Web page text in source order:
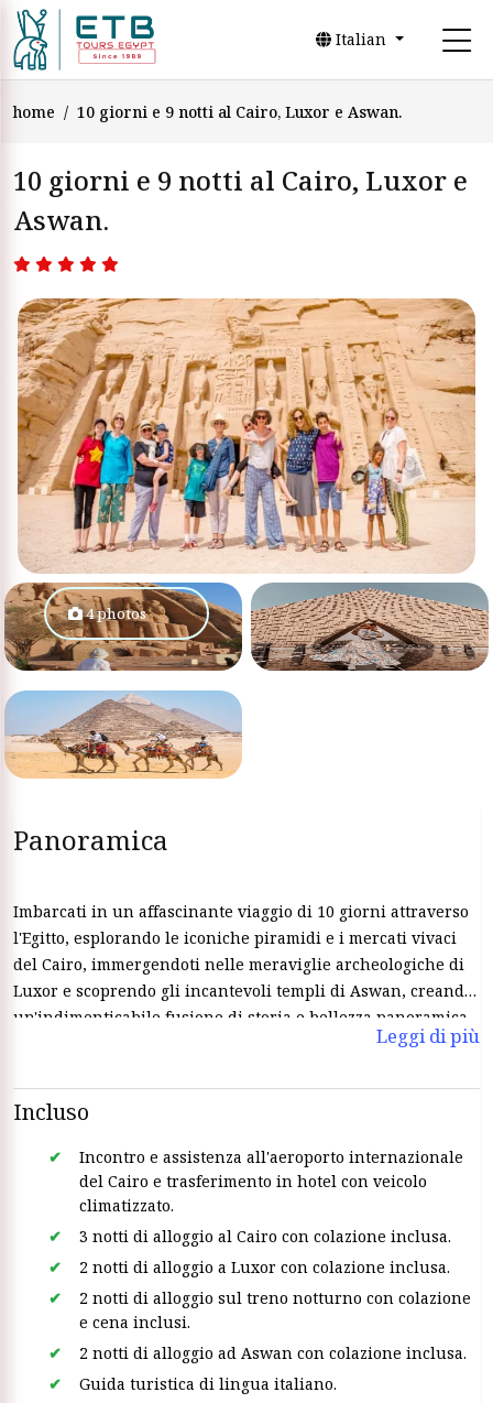
Italian
home 10 giorni e 9 notti al Cairo, Luxor e Aswan.
10 giorni e 9 notti al Cairo, Luxor e
Aswan.
4 photos
Panoramica
Imbarcati in un affascinante viaggio di 10 giorni attraverso
l'Egitto, esplorando le iconiche piramidi e i mercati vivaci
del Cairo, immergendoti nelle meraviglie archeologiche di
Luxor e scoprendo gli incantevoli templi di Aswan, creando
un'indimenticabile fusione di storia e bellezza panoramica.
Leggi di più
Incluso
Incontro e assistenza all'aeroporto internazionale
del Cairo e trasferimento in hotel con veicolo
climatizzato.
3 notti di alloggio al Cairo con colazione inclusa.
2 notti di alloggio a Luxor con colazione inclusa.
2 notti di alloggio sul treno notturno con colazione
e cena inclusi.
2 notti di alloggio ad Aswan con colazione inclusa.
Guida turistica di lingua italiano.